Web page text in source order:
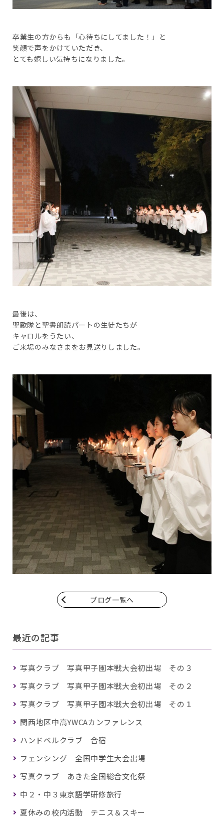
卒業生の方からも「心待ちにしてました！」と
笑顔で声をかけていただき、
とても嬉しい気持ちになりました。
最後は、
聖歌隊と聖書朗読パートの生徒たちが
キャロルをうたい、
ご来場のみなさまをお見送りしました。
ブログ一覧へ
最近の記事
写真クラブ 写真甲子園本戦大会初出場 その３
写真クラブ 写真甲子園本戦大会初出場 その２
写真クラブ 写真甲子園本戦大会初出場 その１
関西地区中高YWCAカンファレンス
ハンドベルクラブ 合宿
フェンシング 全国中学生大会出場
写真クラブ あきた全国総合文化祭
中２・中３東京語学研修旅行
夏休みの校内活動 テニス＆スキー